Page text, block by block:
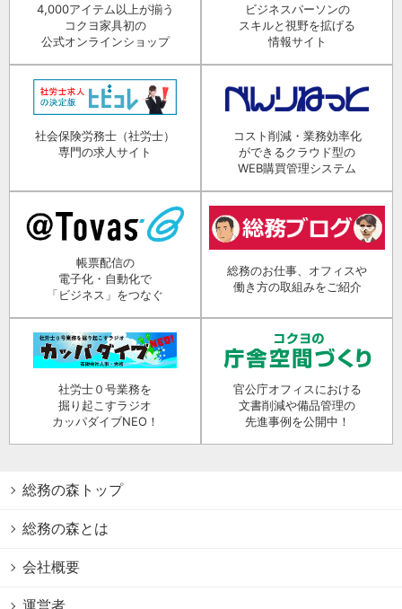
4,000アイテム以上が揃う
コクヨ家具初の
公式オンラインショップ
ビジネスパーソンの
スキルと視野を拡げる
情報サイト
社会保険労務士（社労士）
専門の求人サイト
コスト削減・業務効率化
ができるクラウド型の
WEB購買管理システム
帳票配信の
電子化・自動化で
「ビジネス」をつなぐ
総務のお仕事、オフィスや
働き方の取組みをご紹介
社労士０号業務を
掘り起こすラジオ
カッパダイブNEO！
官公庁オフィスにおける
文書削減や備品管理の
先進事例を公開中！
総務の森トップ
総務の森とは
会社概要
運営者